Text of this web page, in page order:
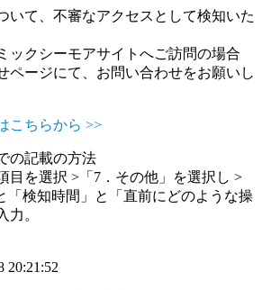
いて、不審なアクセスとして検知いた
ックシーモアサイトへご訪問の場合
ページにて、お問い合わせをお願いし
こちらから >>
の記載の方法
目を選択 >「7．その他」を選択し >
「検知時間」と「直前にどのような操
力。
20:21:52